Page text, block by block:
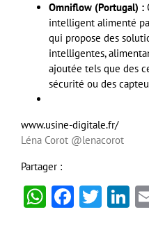
Omniflow (Portugal) :
intelligent alimenté
qui propose des
intelligentes,
ajoutée tels que des
sécurité ou des
www.usine-digitale.fr/
Léna Corot @lenacorot
Partager :
WhatsApp